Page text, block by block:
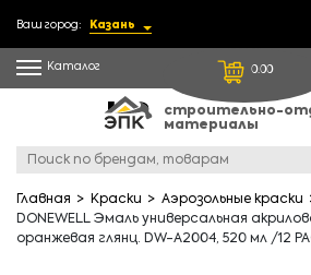
Ваш город: Казань
Каталог 0.00
строительно-
материалы
Главная Краски
Аэрозольные краски
DONEWELL Эмаль универсальная
оранжевая глянц. DW-A2004, 520 мл /12